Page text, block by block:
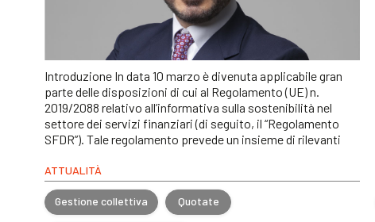
Introduzione In data 10 marzo è divenuta applicabile gran
parte delle disposizioni di cui al Regolamento (UE) n.
2019/2088 relativo all’informativa sulla sostenibilità nel
settore dei servizi finanziari (di seguito, il “Regolamento
SFDR”). Tale regolamento prevede un insieme di rilevanti
ATTUALITÀ
Gestione collettiva Quotate